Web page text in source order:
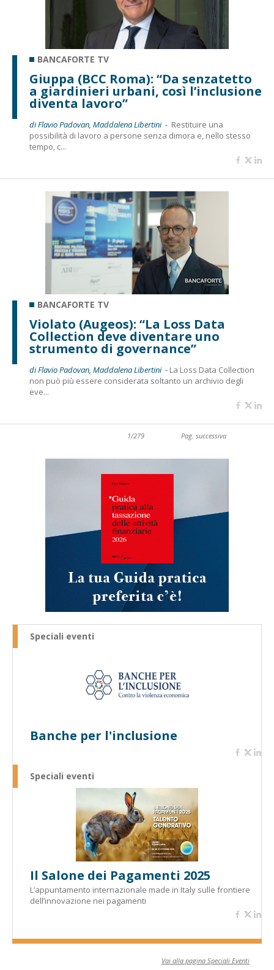
BANCAFORTE TV
Giuppa (BCC Roma): “Da senzatetto
a giardinieri urbani, così l’inclusione
diventa lavoro”
di Flavio Padovan, Maddalena Libertini - Restituire una
possibilità di lavoro a persone senza dimora e, nello stesso
tempo, c...
BANCAFORTE TV
Violato (Augeos): “La Loss Data
Collection deve diventare uno
strumento di governance”
di Flavio Padovan, Maddalena Libertini - La Loss Data Collection
non può più essere considerata soltanto un archivio degli
eve...
1/279 Pag. successiva
Speciali eventi
Banche per l'inclusione
Speciali eventi
Il Salone dei Pagamenti 2025
L’appuntamento internazionale made in Italy sulle frontiere
dell’innovazione nei pagamenti
Vai alla pagina Speciali Eventi